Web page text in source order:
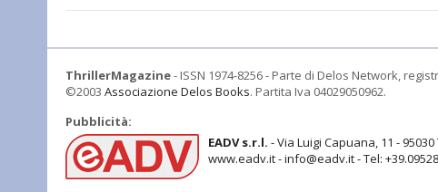
ThrillerMagazine- ISSN 1974-8256 - Parte di Delos Network,
©2003 Associazione Delos Books. Partita Iva 04029050962.
Pubblicità:
EADV s.r.l. - Via Luigi Capuana, 11 -
www.eadv.it - info@eadv.it - Tel: